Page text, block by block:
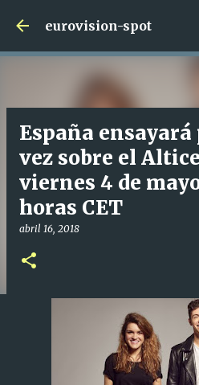
Ir al contenido
eurovision-spot
España
vez sobre el
viernes 4 de mayo
horas CET
abril 16, 2018